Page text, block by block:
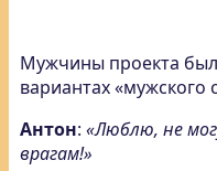
Мужчины проекта
вариантах «мужского
Антон: «Люблю, не
врагам!»